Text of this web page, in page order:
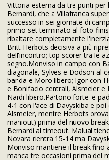
Vittoria esterna da tre punti per
Bernardi, che a Villafranca
successo in sei giornate di
primo set terminato al foto-
ribaltare completamente
Britt Herbots decisiva a più
dell'incontro; top scorer tra le
segno.Monviso in campo con
diagonale, Sylves e Dodson al
banda e Moro libero; Igor con
e Bonifacio centrali, Alsmeier e
Nardi libero.Partono forte le
4-1 con l'ace di Davyskiba e
Alsmeier, mentre Herbots
maniout) prima del nuovo
Bernardi al timeout. Malual
Novara rientra 15-14 ma
Monviso mantiene il break fino
manca tre occasioni prima del